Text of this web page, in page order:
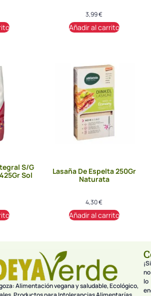
3,99€
Añadir al carrito
S/G
Sol
Lasaña De Espelta 250Gr
Naturata
4,30€
Añadir al carrito
Alimentación vegana y saludable, Ecológico,
¡Si
no
lo